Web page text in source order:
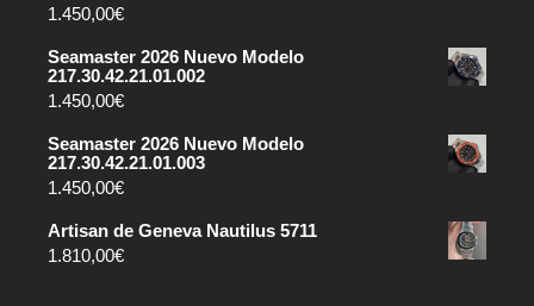
1.450,00€
Seamaster 2026 Nuevo Modelo
217.30.42.21.01.002
1.450,00€
Seamaster 2026 Nuevo Modelo
217.30.42.21.01.003
1.450,00€
Artisan de Geneva Nautilus 5711
1.810,00€